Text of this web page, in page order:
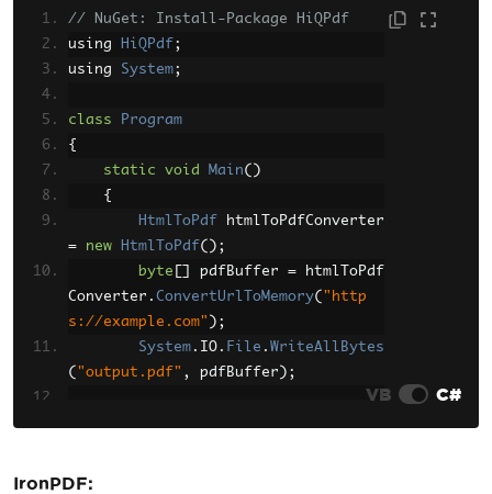
// NuGet: Install-Package HiQPdf
using
HiQPdf ;
using System;
class
Program
{
static
void Main()
{
HtmlToPdf
=
new HtmlToPdf();
byte
pdfBuffer = htmlToPdf
Converter . ConvertUrlToMemory( "http
s://example.com" );
System . IO . File . WriteAllBytes
( "output.pdf" , pdfBuffer );
ld</h1><p>This is a PDF document.</p
VB C#
IronPDF: